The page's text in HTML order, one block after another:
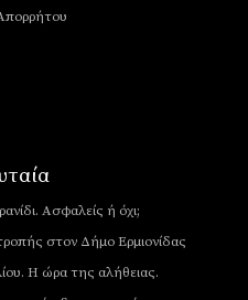
Ασφαλείς ή όχι;
στον Δήμο Ερμιονίδας
Η ώρα της αλήθειας.